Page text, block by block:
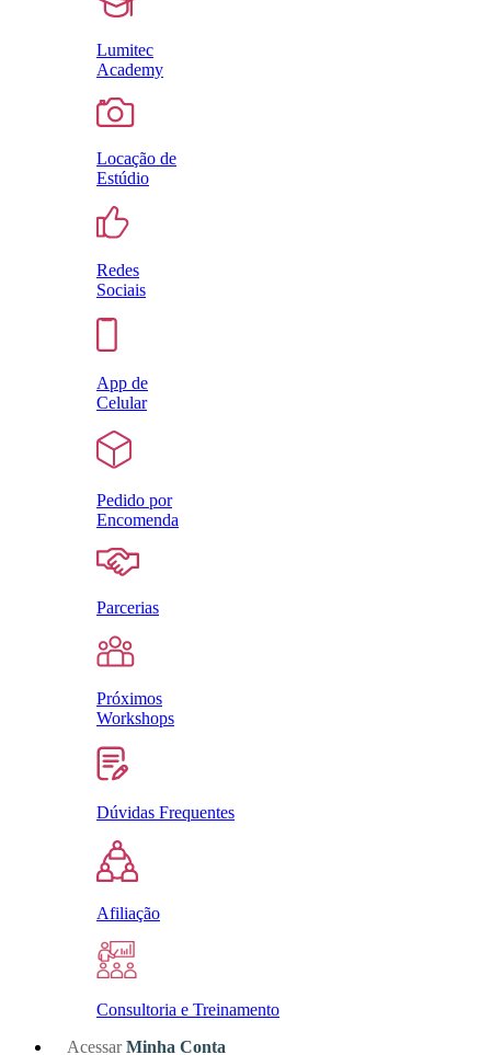
Lumitec
Academy
Locação de
Estúdio
Redes
Sociais
App de
Celular
Pedido por
Encomenda
Parcerias
Próximos
Workshops
Dúvidas Frequentes
Afiliação
Consultoria e Treinamento
Acessar Minha Conta